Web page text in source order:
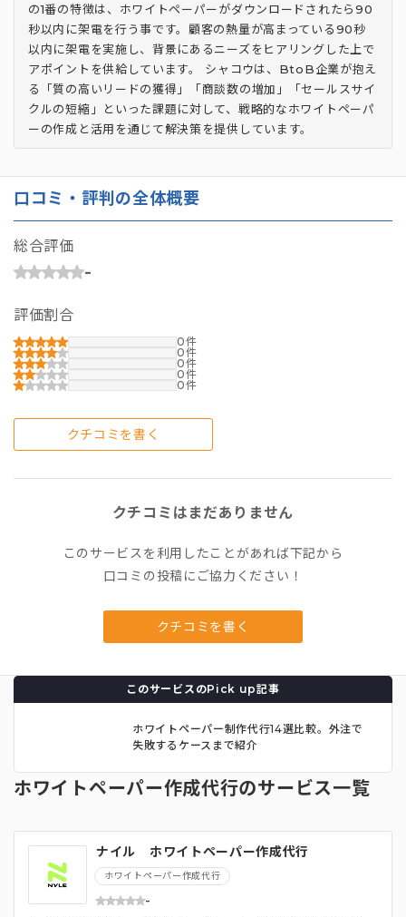
の1番の特徴は、ホワイトペーパーがダウンロードされたら90
秒以内に架電を行う事です。顧客の熱量が高まっている90秒
以内に架電を実施し、背景にあるニーズをヒアリングした上で
アポイントを供給しています。 シャコウは、BtoB企業が抱え
る「質の高いリードの獲得」「商談数の増加」「セールスサイ
クルの短縮」といった課題に対して、戦略的なホワイトペーパ
ーの作成と活用を通じて解決策を提供しています。
口コミ・評判の全体概要
総合評価
-
評価割合
0
0
0
0
0
クチコミを書く
クチコミはまだありません
このサービスを利用したことがあれば下記から
口コミの投稿にご協力ください！
クチコミを書く
このサービスのPick up記事
ホワイトペーパー制作代行14選比較。外注で
失敗するケースまで紹介
ホワイトペーパー作成代行のサービス一覧
ナイル ホワイトペーパー作成代行
ホワイトペーパー作成代行
-